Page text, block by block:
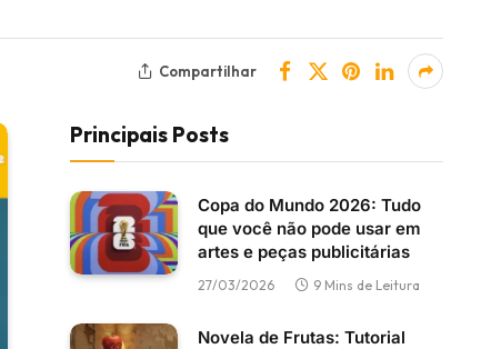
Compartilhar
Principais Posts
Copa do Mundo 2026: Tudo
que você não pode usar em
artes e peças publicitárias
27/03/2026 9 Mins de Leitura
Novela de Frutas: Tutorial